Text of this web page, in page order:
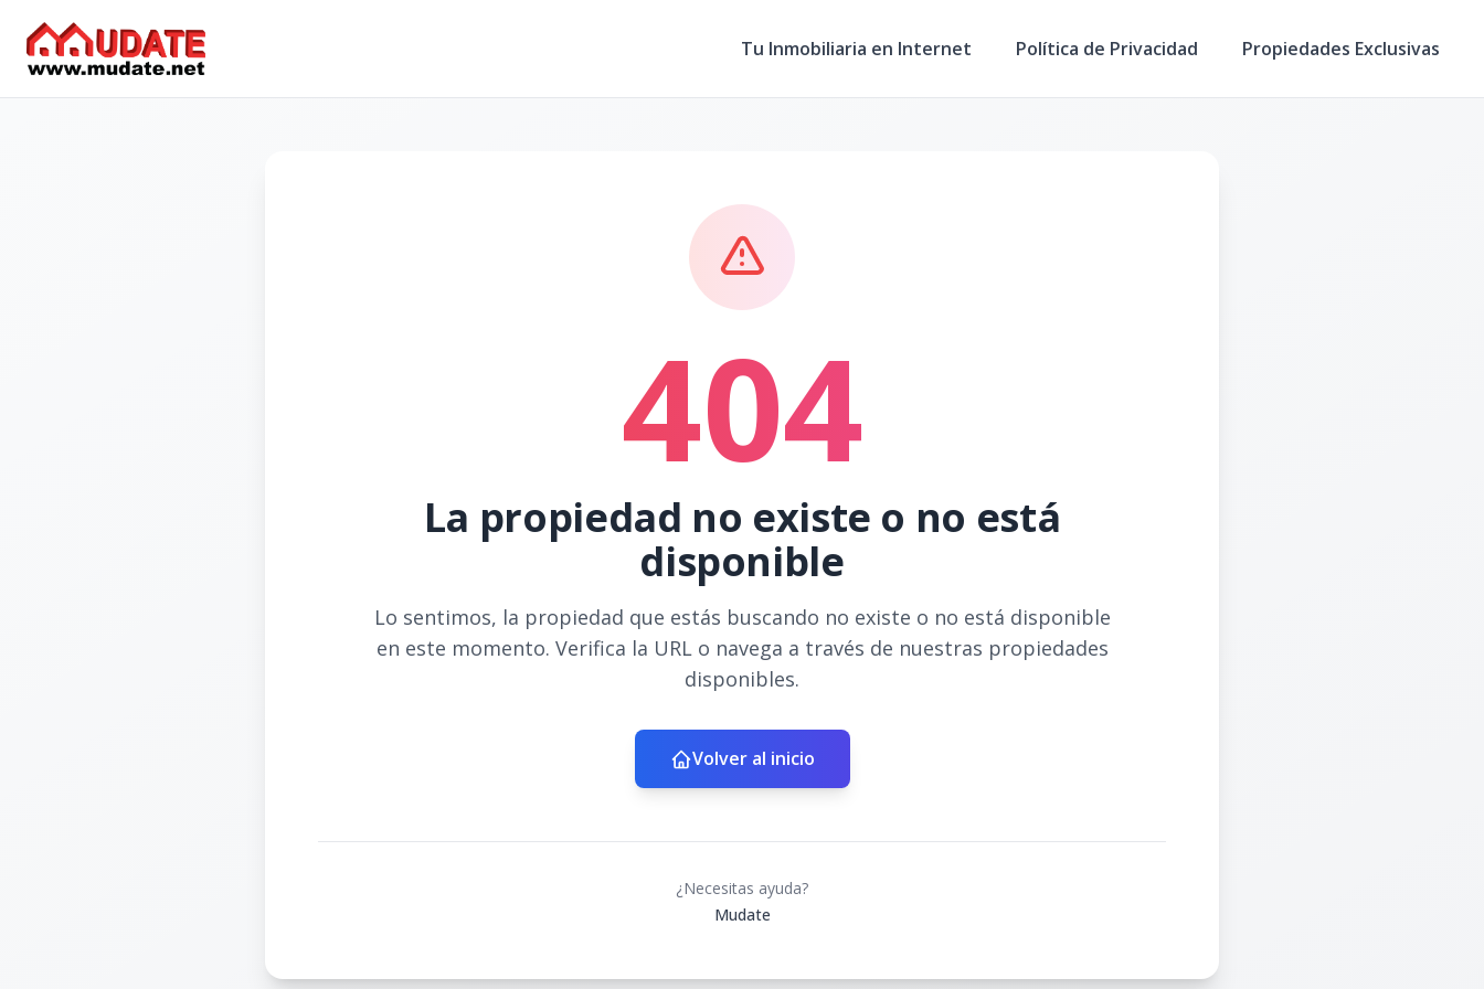
Tu Inmobiliaria en Internet Política de Privacidad Propiedades Exclusivas
404
La propiedad no existe o no está
disponible
Lo sentimos, la propiedad que estás buscando no existe o no está disponible
en este momento. Verifica la URL o navega a través de nuestras propiedades
disponibles.
Volver al inicio
¿Necesitas ayuda?
Mudate